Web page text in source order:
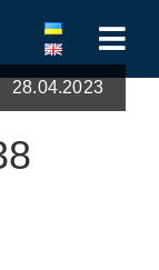
28.04.2023